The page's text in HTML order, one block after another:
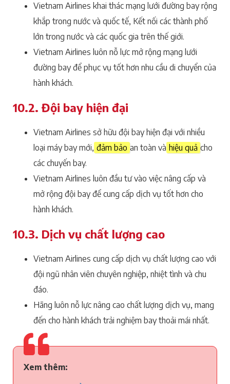
Vietnam Airlines khai thác mạng lưới đường bay rộng
khắp trong nước và quốc tế, Kết nối các thành phố
lớn trong nước và các quốc gia trên thế giới.
Vietnam Airlines luôn nỗ lực mở rộng mạng lưới
đường bay để phục vụ tốt hơn nhu cầu di chuyển của
hành khách.
10.2. Đội bay hiện đại
Vietnam Airlines sở hữu đội bay hiện đại với nhiều
loại máy bay mới, đảm bảo an toàn và hiệu quả cho
các chuyến bay.
Vietnam Airlines luôn đầu tư vào việc nâng cấp và
mở rộng đội bay để cung cấp dịch vụ tốt hơn cho
hành khách.
10.3. Dịch vụ chất lượng cao
Vietnam Airlines cung cấp dịch vụ chất lượng cao với
đội ngũ nhân viên chuyên nghiệp, nhiệt tình và chu
đáo.
Hãng luôn nỗ lực nâng cao chất lượng dịch vụ, mang
đến cho hành khách trải nghiệm bay thoải mái nhất.
Xem thêm: